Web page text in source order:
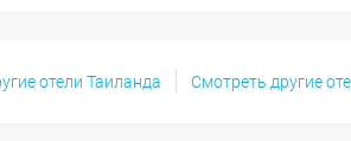
отели Таиланда Смотреть другие